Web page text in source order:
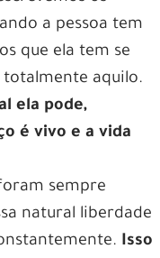
a pessoa tem
que ela tem se
totalmente aquilo.
ela pode,
é vivo e a vida
sempre
natural liberdade
Isso